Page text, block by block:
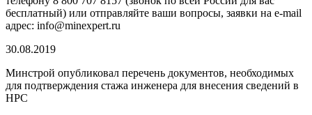
бесплатный) или отправляйте ваши вопросы, заявки на e-mail
адрес: info@minexpert.ru
30.08.2019
Минстрой опубликовал перечень документов, необходимых
для подтверждения стажа инженера для внесения сведений в
НРС